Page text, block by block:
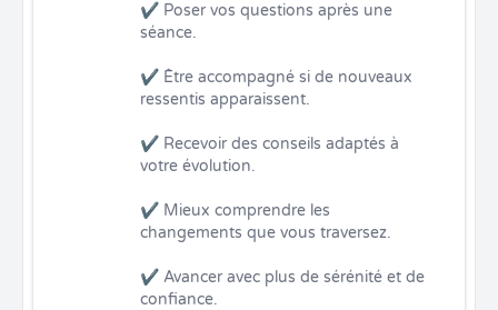
✔ Poser vos questions après une
séance.
✔ Être accompagné si de nouveaux
ressentis apparaissent.
✔ Recevoir des conseils adaptés à
votre évolution.
✔ Mieux comprendre les
changements que vous traversez.
✔ Avancer avec plus de sérénité et de
confiance.